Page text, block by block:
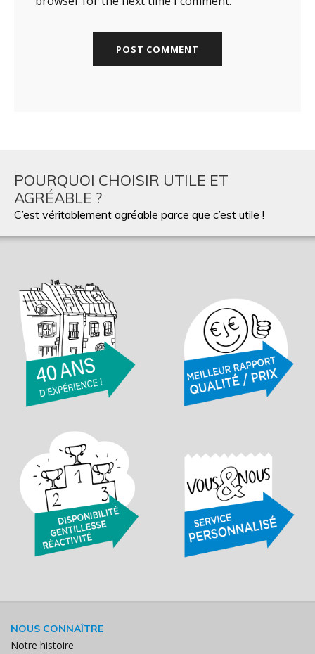
POURQUOI CHOISIR UTILE ET
AGRÉABLE ?
C’est véritablement agréable parce que c’est utile !
NOUS CONNAÎTRE
Notre histoire